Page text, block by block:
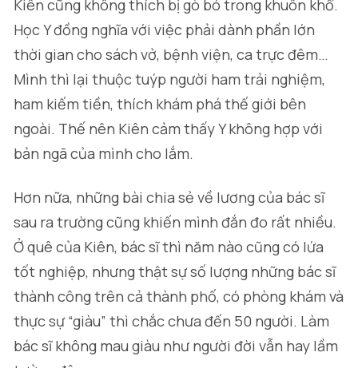
Kiên cũng không thích bị gò bó trong khuôn khổ.
Học Y đồng nghĩa với việc phải dành phần lớn
thời gian cho sách vở, bệnh viện, ca trực đêm…
Mình thì lại thuộc tuýp người ham trải nghiệm,
ham kiếm tiền, thích khám phá thế giới bên
ngoài. Thế nên Kiên cảm thấy Y không hợp với
bản ngã của mình cho lắm.
Hơn nữa, những bài chia sẻ về lương của bác sĩ
sau ra trường cũng khiến mình đắn đo rất nhiều.
Ở quê của Kiên, bác sĩ thì năm nào cũng có lứa
tốt nghiệp, nhưng thật sự số lượng những bác sĩ
thành công trên cả thành phố, có phòng khám và
thực sự “giàu” thì chắc chưa đến 50 người. Làm
bác sĩ không mau giàu như người đời vẫn hay lầm